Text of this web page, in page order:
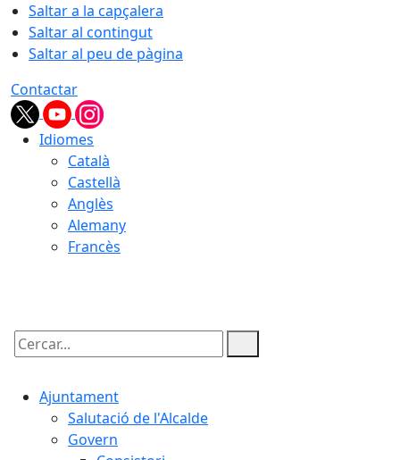
Saltar a la capçalera
Saltar al contingut
Saltar al peu de pàgina
Contactar
Idiomes
Català
Castellà
Anglès
Alemany
Francès
Cercar:
Ajuntament
Salutació de l'Alcalde
Govern